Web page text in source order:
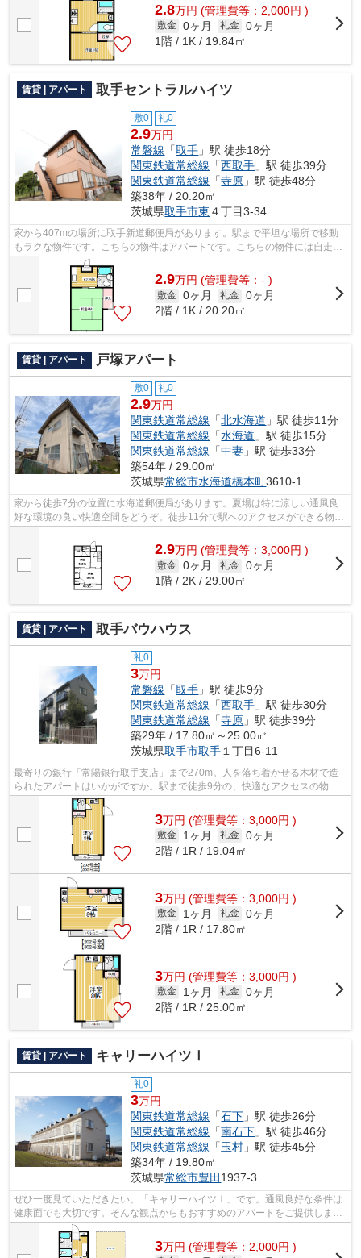
2.8万円 (管理費等：2,000円 )
敷金 0ヶ月 礼金 0ヶ月
1階 / 1K / 19.84㎡
賃貸 | アパート 取手セントラルハイツ
敷0 礼0
2.9万円
常磐線 「取手 」駅 徒歩18分
関東鉄道常総線 「西取手 」駅 徒歩39分
関東鉄道常総線 「寺原 」駅 徒歩48分
築38年 / 20.20㎡
茨城県取手市東 ４丁目3-34
家から407mの場所に取手新道郵便局があります。駅まで平坦な場所で移動
もラクな物件です。こちらの物件はアパートです。こちらの物件には自走式
駐車場があります。お電話でアパートマ...
2.9万円 (管理費等：- )
敷金 0ヶ月 礼金 0ヶ月
2階 / 1K / 20.20㎡
賃貸 | アパート 戸塚アパート
敷0 礼0
2.9万円
関東鉄道常総線 「北水海道 」駅 徒歩11分
関東鉄道常総線 「水海道 」駅 徒歩15分
関東鉄道常総線 「中妻 」駅 徒歩33分
築54年 / 29.00㎡
茨城県常総市水海道橋本町3610-1
家から徒歩7分の位置に水海道郵便局があります。夏場は特に涼しい通風良
好な環境の良い快適空間をどうぞ。徒歩11分で駅へのアクセスができる物件
です。2駅利用できる場所にあり、行き...
2.9万円 (管理費等：3,000円 )
敷金 0ヶ月 礼金 0ヶ月
1階 / 2K / 29.00㎡
賃貸 | アパート 取手バウハウス
礼0
3万円
常磐線 「取手 」駅 徒歩9分
関東鉄道常総線 「西取手 」駅 徒歩30分
関東鉄道常総線 「寺原 」駅 徒歩39分
築29年 / 17.80㎡～25.00㎡
茨城県取手市取手１丁目6-11
最寄りの銀行「常陽銀行取手支店」まで270m。人を落ち着かせる木材で造
られたアパートはいかがですか。駅まで徒歩9分の、快適なアクセスの物件
です。住みやすさを考えた、レイアウトの...
3万円 (管理費等：3,000円 )
敷金 1ヶ月 礼金 0ヶ月
2階 / 1R / 19.04㎡
3万円 (管理費等：3,000円 )
敷金 1ヶ月 礼金 0ヶ月
2階 / 1R / 17.80㎡
3万円 (管理費等：3,000円 )
敷金 1ヶ月 礼金 0ヶ月
2階 / 1R / 25.00㎡
賃貸 | アパート キャリーハイツⅠ
礼0
3万円
関東鉄道常総線 「石下 」駅 徒歩26分
関東鉄道常総線 「南石下 」駅 徒歩46分
関東鉄道常総線 「玉村 」駅 徒歩45分
築34年 / 19.80㎡
茨城県常総市豊田 1937-3
ぜひ一度見ていただきたい、「キャリーハイツⅠ」です。通風良好な条件は
健康面でも大切です。そんな観点からもおすすめのアパートをご提供しま
す。こちらの物件はアパートです。敷地内...
3万円 (管理費等：2,000円 )